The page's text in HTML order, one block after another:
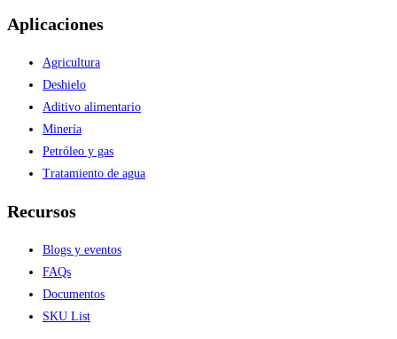
Aplicaciones
Agricultura
Deshielo
Aditivo alimentario
Minería
Petróleo y gas
Tratamiento de agua
Recursos
Blogs y eventos
FAQs
Documentos
SKU List